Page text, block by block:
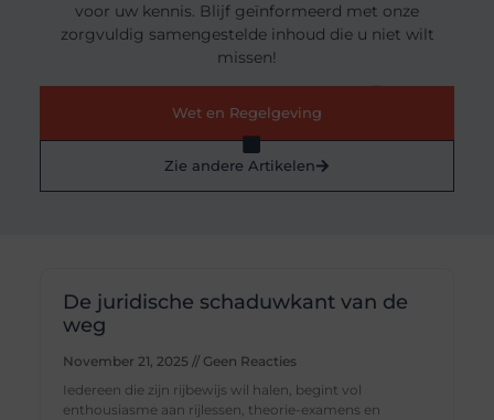
voor uw kennis. Blijf geïnformeerd met onze
zorgvuldig samengestelde inhoud die u niet wilt
missen!
Wet en Regelgeving
Zie andere Artikelen
De juridische schaduwkant van de
weg
November 21, 2025
Geen Reacties
Iedereen die zijn rijbewijs wil halen, begint vol
enthousiasme aan rijlessen, theorie-examens en